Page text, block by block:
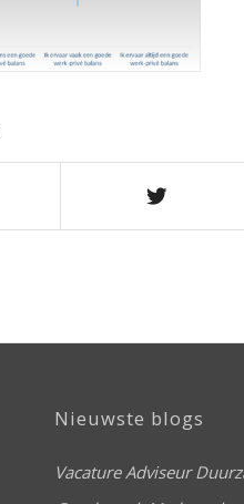
Nieuwste blogs
Vacature Adviseur